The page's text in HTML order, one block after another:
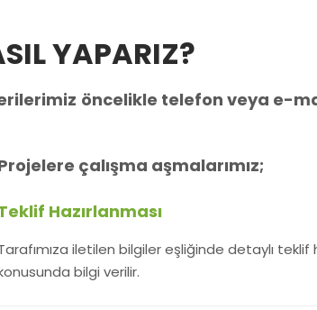
YAPARIZ?
öncelikle telefon veya e-
çalışma aşmalarımız;
Hazırlanması
iletilen bilgiler eşliğinde detaylı teklif
bilgi verilir.